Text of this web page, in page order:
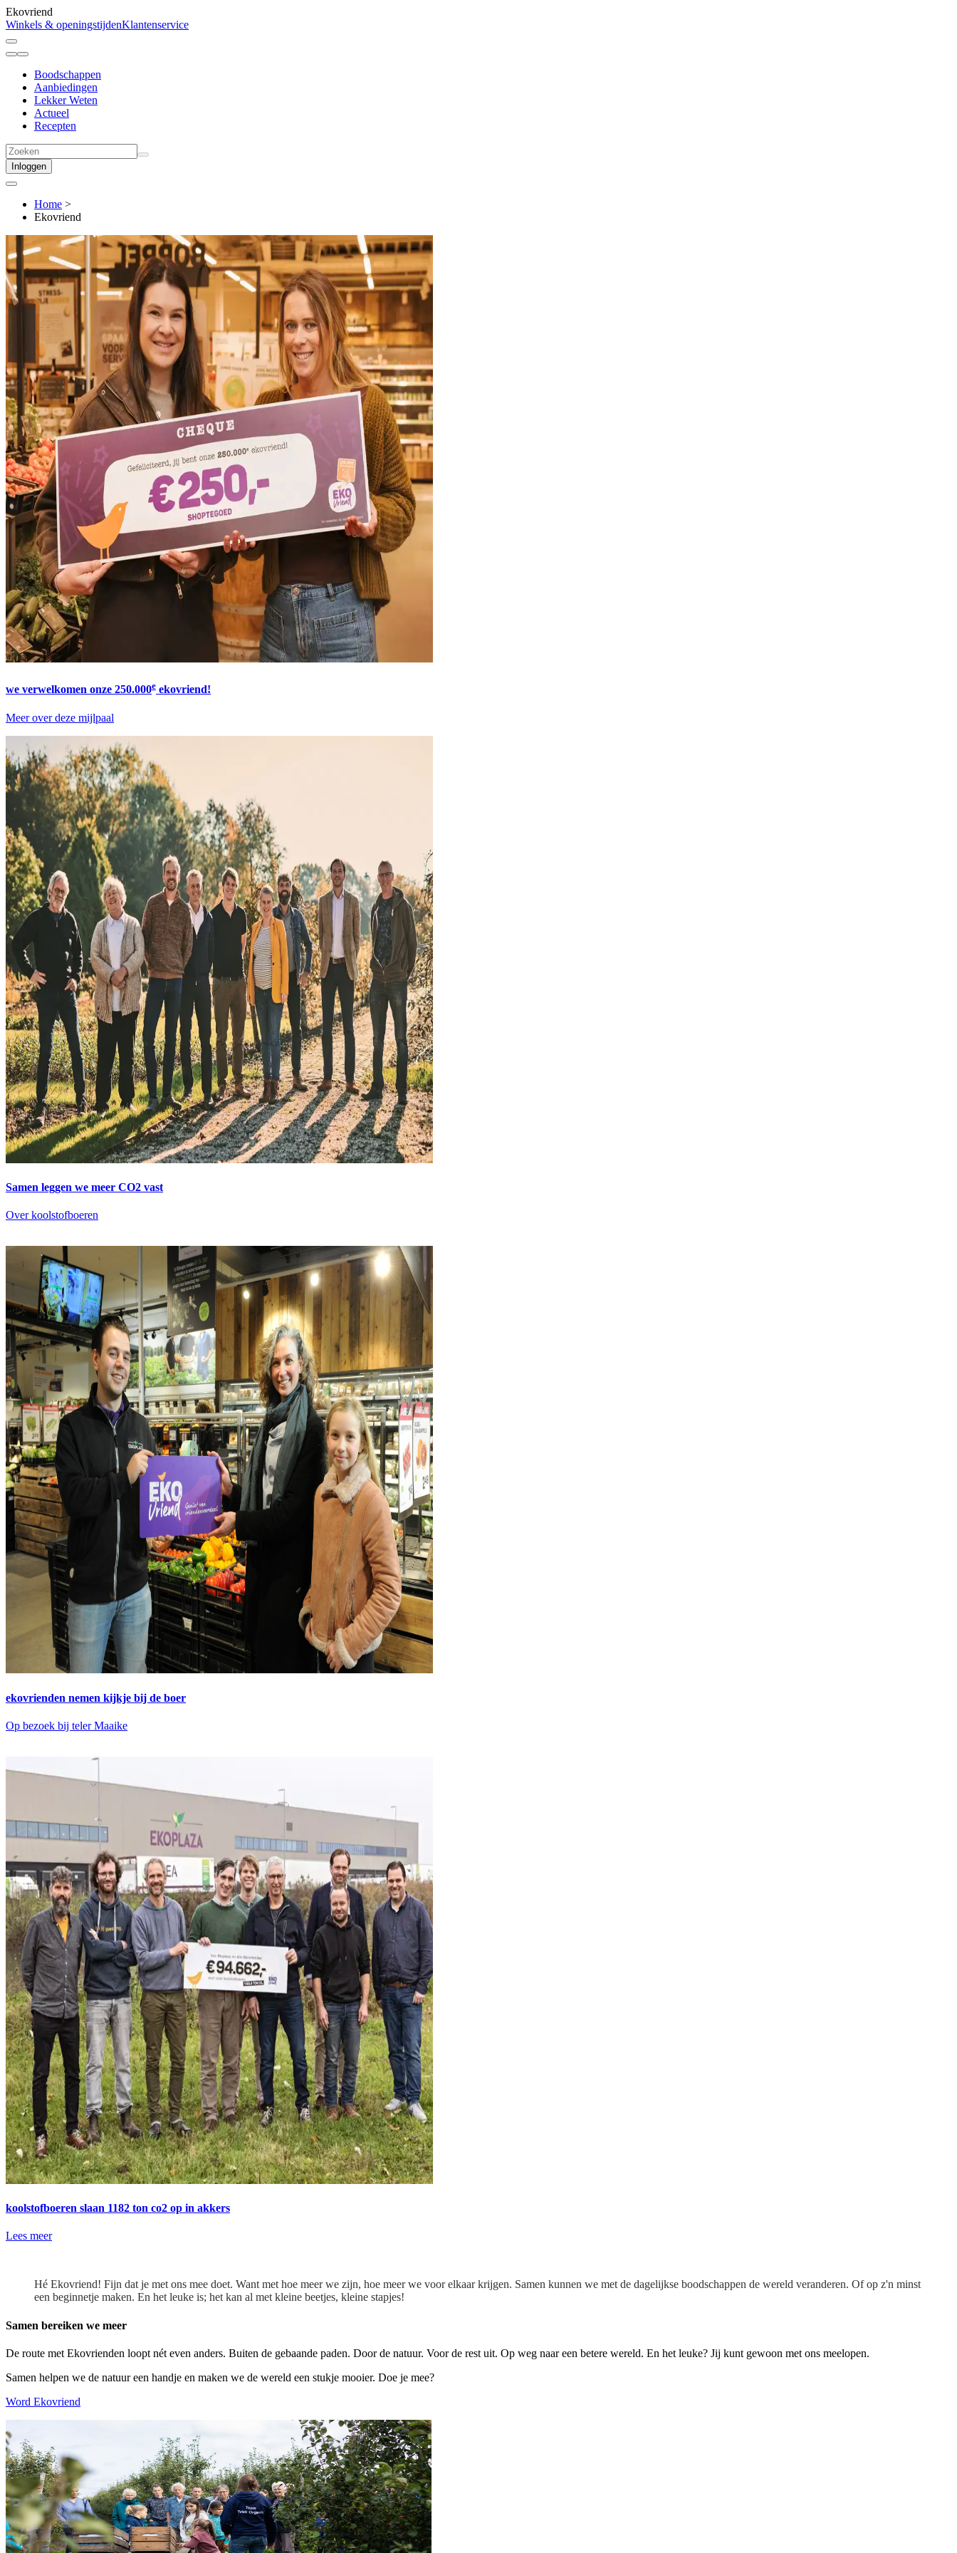
Ekovriend
Winkels & openingstijdenKlantenservice
Boodschappen
Aanbiedingen
Lekker Weten
Actueel
Recepten
Inloggen
Home >
Ekovriend
we verwelkomen onze 250.000e ekovriend!
Meer over deze mijlpaal
Samen leggen we meer CO2 vast
Over koolstofboeren
ekovrienden nemen kijkje bij de boer
Op bezoek bij teler Maaike
koolstofboeren slaan 1182 ton co2 op in akkers
Lees meer
Hé Ekovriend! Fijn dat je met ons mee doet. Want met hoe meer we zijn, hoe meer we voor elkaar krijgen. Samen kunnen we met de dagelijkse boodschappen de wereld veranderen. Of op z'n minst
een beginnetje maken. En het leuke is; het kan al met kleine beetjes, kleine stapjes!
Samen bereiken we meer
De route met Ekovrienden loopt nét even anders. Buiten de gebaande paden. Door de natuur. Voor de rest uit. Op weg naar een betere wereld. En het leuke? Jij kunt gewoon met ons meelopen.
Samen helpen we de natuur een handje en maken we de wereld een stukje mooier. Doe je mee?
Word Ekovriend